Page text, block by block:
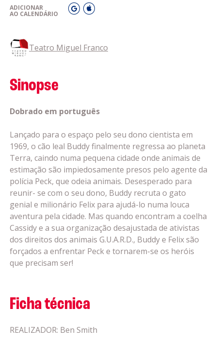
ADICIONAR
AO CALENDÁRIO
Teatro Miguel Franco
Sinopse
Dobrado em português
Lançado para o espaço pelo seu dono cientista em
1969, o cão leal Buddy finalmente regressa ao planeta
Terra, caindo numa pequena cidade onde animais de
estimação são impiedosamente presos pelo agente da
polícia Peck, que odeia animais. Desesperado para
reunir- se com o seu dono, Buddy recruta o gato
genial e milionário Felix para ajudá-lo numa louca
aventura pela cidade. Mas quando encontram a coelha
Cassidy e a sua organização desajustada de ativistas
dos direitos dos animais G.U.A.R.D., Buddy e Felix são
forçados a enfrentar Peck e tornarem-se os heróis
que precisam ser!
Ficha técnica
REALIZADOR: Ben Smith